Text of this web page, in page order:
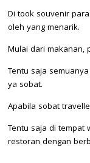
Di took souvenir
oleh yang menarik.
Mulai dari makanan,
Tentu saja
ya sobat.
Apabila sobat
Tentu saja di tempat
restoran dengan